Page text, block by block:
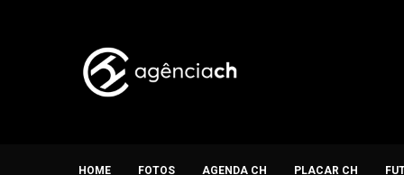
HOME FOTOS AGENDA CH PLACAR CH